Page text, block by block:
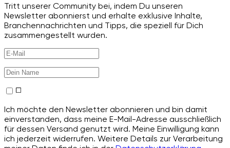
Tritt unserer Community bei, indem Du unseren
Newsletter abonnierst und erhalte exklusive Inhalte,
Branchennachrichten und Tipps, die speziell für Dich
zusammengestellt wurden.
Ich möchte den Newsletter abonnieren und bin damit
einverstanden, dass meine E-Mail-Adresse ausschließlich
für dessen Versand genutzt wird. Meine Einwilligung kann
ich jederzeit widerrufen. Weitere Details zur Verarbeitung